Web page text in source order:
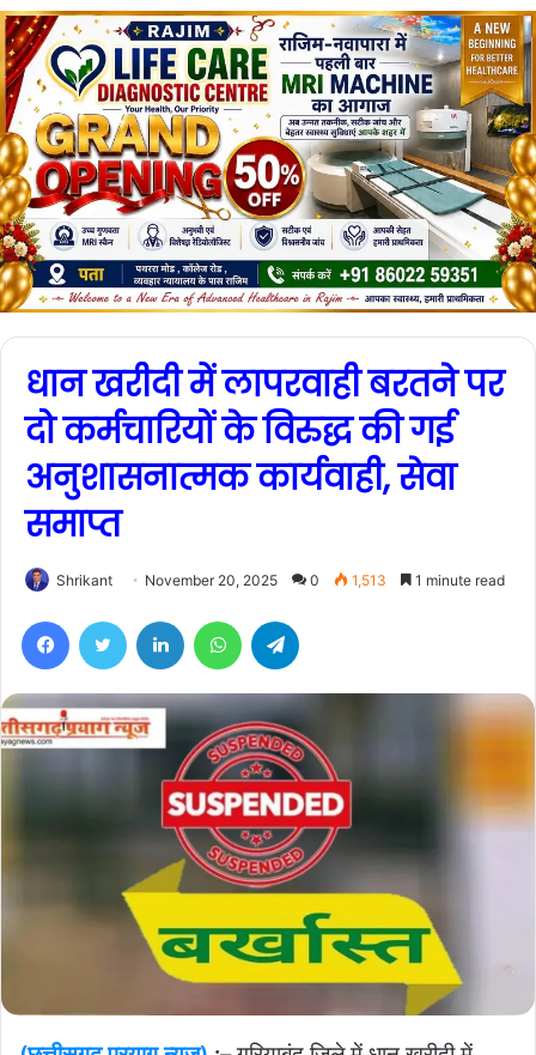
धान खरीदी में लापरवाही बरतने पर
दो कर्मचारियों के विरुद्ध की गई
अनुशासनात्मक कार्यवाही, सेवा
समाप्त
Shrikant November 20, 2025 0 1,513 1 minute read